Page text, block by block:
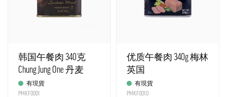
韩国午餐肉 340克
Chung Jung One 丹麦
有現貨
PMKF0001
优质午餐肉 340g 梅林
英国
有現貨
PMKF0010